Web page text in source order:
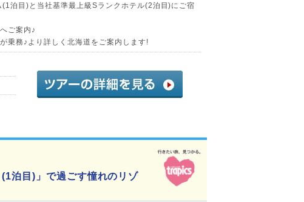
泊目)と当社基準最上級Sランクホテル(2泊目)にご宿
ご案内♪
乗務♪より詳しく北海道をご案内します!
泊目)」で過ごす憧れのリゾ